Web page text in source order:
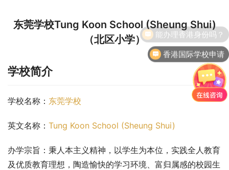
东莞学校Tung Koon School (Sheung Shui)
（北区小学）
学校简介
学校名称： 东莞学校
英文名称： Tung Koon School (Sheung Shui)
办学宗旨：秉人本主义精神，以学生为本位，实践全人教育
及优质教育理想，陶造愉快的学习环境、富归属感的校园生
香港国际学校申请